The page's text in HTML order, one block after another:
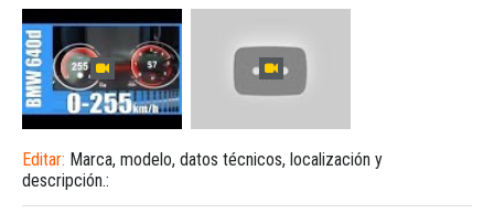
Editar: Marca, modelo, datos técnicos, localización y
descripción.: